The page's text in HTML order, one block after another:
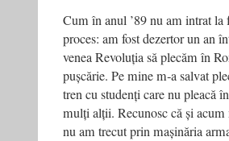
Cum în anul ’89 nu am intrat
proces: am fost dezertor un an
venea Revoluția să plecăm în
pușcărie. Pe mine m‑a salvat
tren cu studenți care nu pleacă
mulți alții. Recunosc că și
nu am trecut prin mașinăria